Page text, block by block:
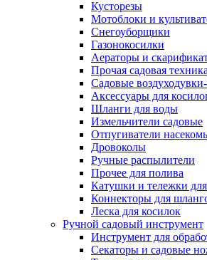
Кусторезы
Мотоблоки и
Снегоуборщики
Газонокосилки
Аераторы и
Прочая садовая техника
Садовые
Аксессуары для
Шланги для воды
Измельчители садовые
Отпугиватели
Дровоколы
Ручные распылители
Прочее для полива
Катушки и тележки
Коннекторы для
Леска для косилок
Ручной садовый инструмент
Инструмент для
Секаторы и садовые